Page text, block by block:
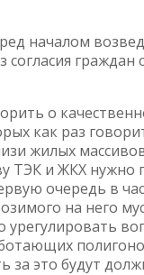
началом
граждан
о
как раз
жилых
ТЭК и ЖКХ нужно
очередь в
на него
урегулировать
за это будут